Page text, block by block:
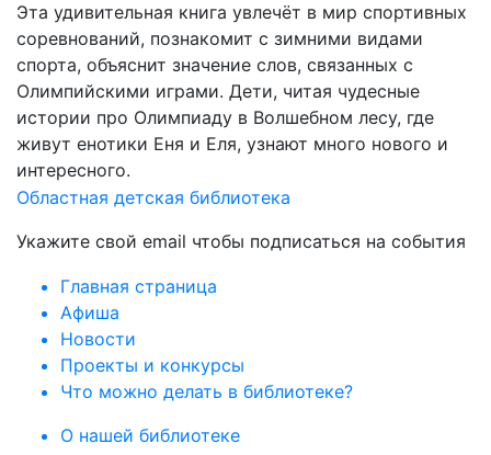
Эта удивительная книга увлечёт в мир спортивных
соревнований, познакомит с зимними видами
спорта, объяснит значение слов, связанных с
Олимпийскими играми. Дети, читая чудесные
истории про Олимпиаду в Волшебном лесу, где
живут енотики Еня и Еля, узнают много нового и
интересного.
Областная детская библиотека
Укажите свой email чтобы подписаться на события
Главная страница
Афиша
Новости
Проекты и конкурсы
Что можно делать в библиотеке?
О нашей библиотеке